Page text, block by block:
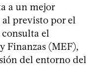
a un mejor
previsto por el
el
Finanzas (MEF),
del entorno del